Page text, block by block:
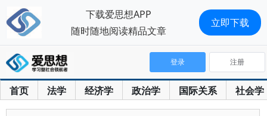
首页 法学 经济学 政治学 国际关系 社会学
登录 注册
下载爱思想APP
随时随地阅读精品文章
立即下载